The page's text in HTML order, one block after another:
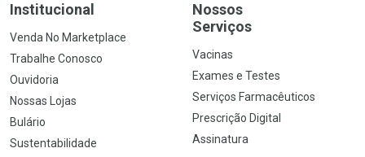
Institucional
Venda No Marketplace
Trabalhe Conosco
Ouvidoria
Nossas Lojas
Bulário
Sustentabilidade
Nossos
Serviços
Vacinas
Exames e Testes
Serviços Farmacêuticos
Prescrição Digital
Assinatura